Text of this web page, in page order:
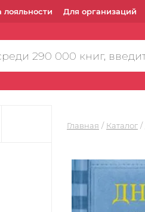
Для организаций
Главная Каталог